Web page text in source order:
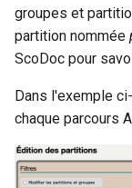
groupes et
partition nommée
ScoDoc pour
Dans l'exemple
chaque parcours